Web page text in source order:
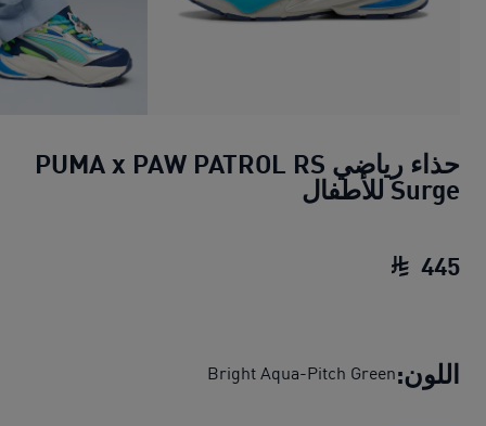
حذاء رياضي PUMA x PAW PATROL RS
Surge للأطفال
445
اللون:Bright Aqua-Pitch Green